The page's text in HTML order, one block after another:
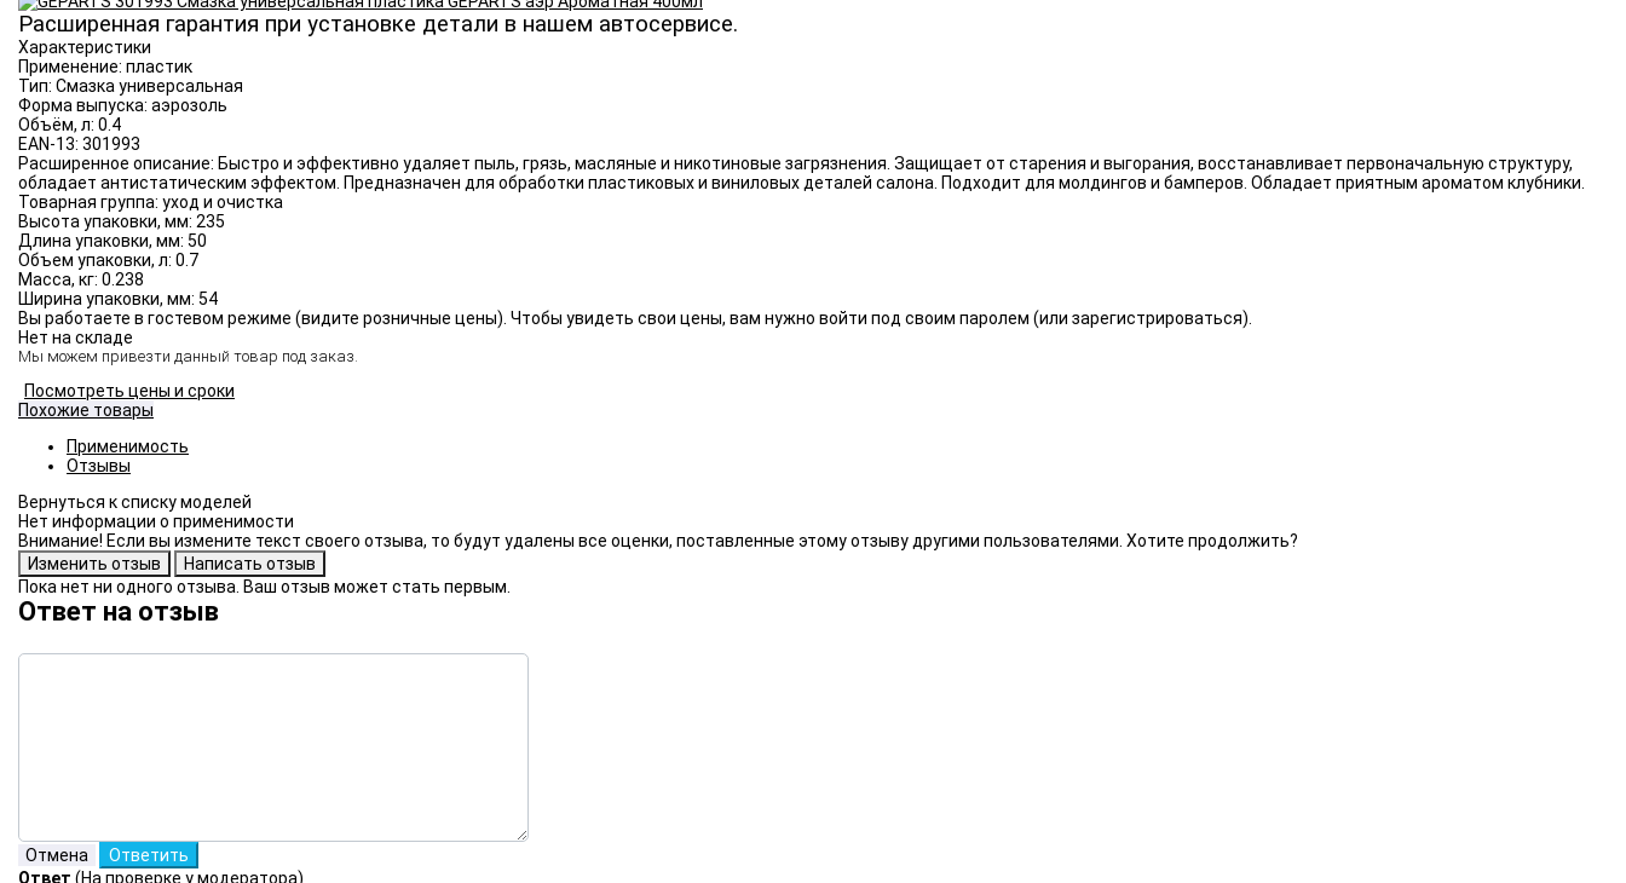
Расширенная гарантия при установке детали в нашем автосервисе.
Характеристики
Применение: пластик
Тип: Смазка универсальная
Форма выпуска: аэрозоль
Объём, л: 0.4
EAN-13: 301993
Расширенное описание: Быстро и эффективно удаляет пыль, грязь, масляные и никотиновые загрязнения. Защищает от старения и выгорания, восстанавливает первоначальную структуру,
обладает антистатическим эффектом. Предназначен для обработки пластиковых и виниловых деталей салона. Подходит для молдингов и бамперов. Обладает приятным ароматом клубники.
Товарная группа: уход и очистка
Высота упаковки, мм: 235
Длина упаковки, мм: 50
Объем упаковки, л: 0.7
Масса, кг: 0.238
Ширина упаковки, мм: 54
Вы работаете в гостевом режиме (видите розничные цены). Чтобы увидеть свои цены, вам нужно войти под своим паролем (или зарегистрироваться).
Нет на складе
Мы можем привезти данный товар под заказ.
Посмотреть цены и сроки
Похожие товары
Применимость
Отзывы
Нет информации о применимости
Внимание! Если вы измените текст своего отзыва, то будут удалены все оценки, поставленные этому отзыву другими пользователями. Хотите продолжить?
Пока нет ни одного отзыва. Ваш отзыв может стать первым.
Ответ на отзыв
Ответ (На проверке у модератора)